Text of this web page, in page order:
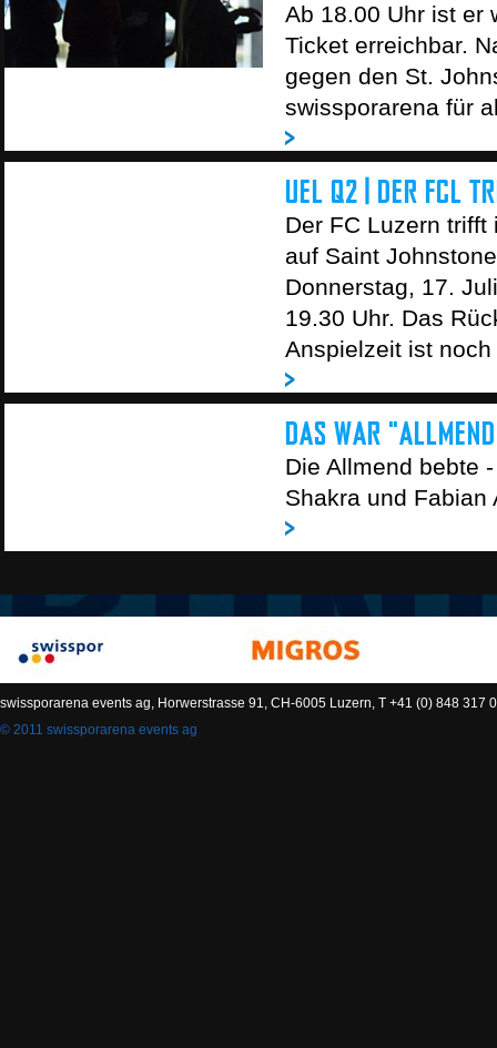
Ab 18.00 Uhr ist er
Ticket erreichbar.
gegen den St.
swissporarena für
UEL Q2 | DER FCL
Der FC Luzern trifft
auf Saint
Donnerstag, 17.
19.30 Uhr. Das
Anspielzeit ist
DAS WAR
Die Allmend bebte
Shakra und Fabian
swissporarena events ag, Horwerstrasse 91, CH-6005 Luzern, T +41 (0) 848 317
© 2011 swissporarena events ag